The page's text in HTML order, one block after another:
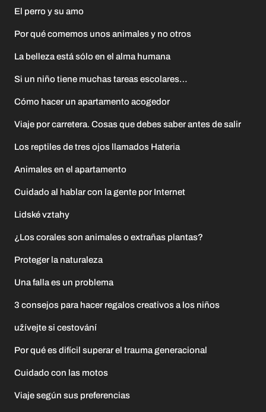
El perro y su amo
Por qué comemos unos animales y no otros
La belleza está sólo en el alma humana
Si un niño tiene muchas tareas escolares…
Cómo hacer un apartamento acogedor
Viaje por carretera. Cosas que debes saber antes de salir
Los reptiles de tres ojos llamados Hateria
Animales en el apartamento
Cuidado al hablar con la gente por Internet
Lidské vztahy
¿Los corales son animales o extrañas plantas?
Proteger la naturaleza
Una falla es un problema
3 consejos para hacer regalos creativos a los niños
užívejte si cestování
Por qué es difícil superar el trauma generacional
Cuidado con las motos
Viaje según sus preferencias